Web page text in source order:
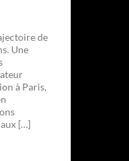
de
Une
à Paris,
[…]